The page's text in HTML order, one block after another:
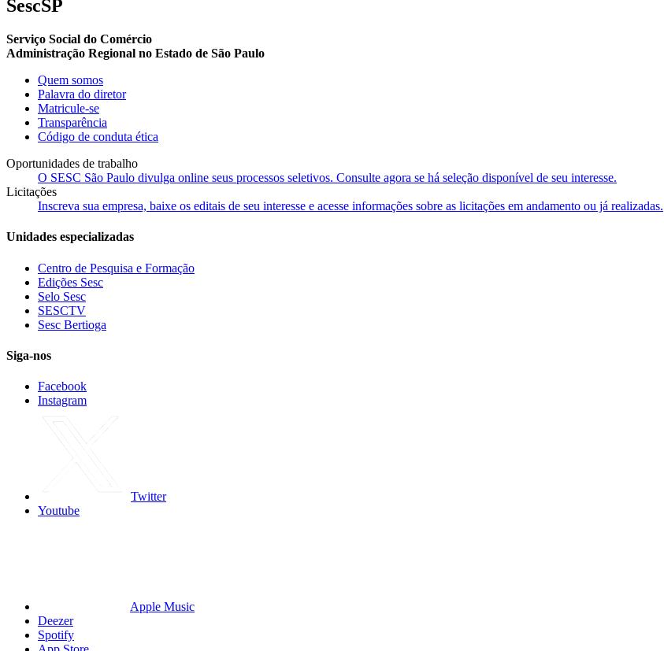
SescSP
Serviço Social do Comércio
Administração Regional no Estado de São Paulo
Quem somos
Palavra do diretor
Matricule-se
Transparência
Código de conduta ética
Oportunidades de trabalho
O SESC São Paulo divulga online seus processos seletivos. Consulte agora se há seleção disponível de seu interesse.
Licitações
Inscreva sua empresa, baixe os editais de seu interesse e acesse informações sobre as licitações em andamento ou já realizadas.
Unidades especializadas
Centro de Pesquisa e Formação
Edições Sesc
Selo Sesc
SESCTV
Sesc Bertioga
Siga-nos
Facebook
Instagram
Twitter
Youtube
Apple Music
Deezer
Spotify